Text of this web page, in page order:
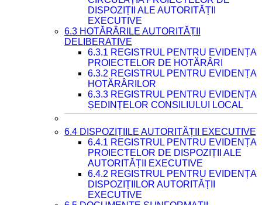
DISPOZIȚII ALE AUTORITĂȚII
EXECUTIVE
6.3 HOTĂRÂRILE AUTORITĂȚII
DELIBERATIVE
6.3.1 REGISTRUL PENTRU EVIDENȚA
PROIECTELOR DE HOTĂRÂRI
6.3.2 REGISTRUL PENTRU EVIDENȚA
HOTĂRÂRILOR
6.3.3 REGISTRUL PENTRU EVIDENȚA
ȘEDINȚELOR CONSILIULUI LOCAL
6.4 DISPOZIȚIILE AUTORITĂȚII EXECUTIVE
6.4.1 REGISTRUL PENTRU EVIDENȚA
PROIECTELOR DE DISPOZIȚII ALE
AUTORITĂȚII EXECUTIVE
6.4.2 REGISTRUL PENTRU EVIDENȚA
DISPOZIȚIILOR AUTORITĂȚII
EXECUTIVE